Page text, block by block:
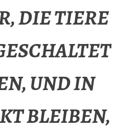
DIE TIERE
UND IN
BLEIBEN,